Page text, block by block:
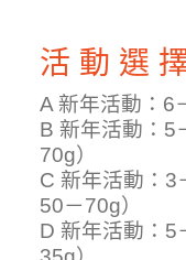
活 動 選
A 新年活動：6
B 新年活動：5
70g）
C 新年活動：3
50－70g）
D 新年活動：5